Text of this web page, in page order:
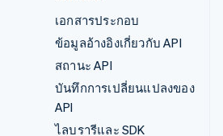
เอกสารประกอบ
ข้อมูลอ้างอิงเกี่ยวกับ API
สถานะ API
บันทึกการเปลี่ยนแปลงของ
API
ไลบรารีและ SDK